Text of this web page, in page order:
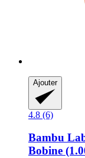
Ajouter
4.8 (6)
Bambu
Bobine